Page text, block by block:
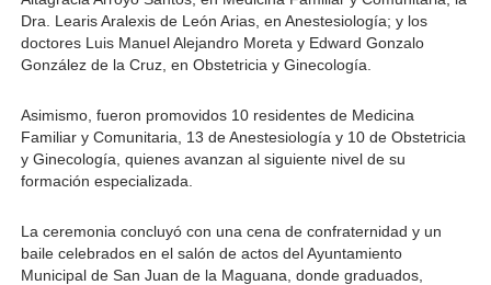
Dra. Learis Aralexis de León Arias, en Anestesiología; y los
doctores Luis Manuel Alejandro Moreta y Edward Gonzalo
González de la Cruz, en Obstetricia y Ginecología.
Asimismo, fueron promovidos 10 residentes de Medicina
Familiar y Comunitaria, 13 de Anestesiología y 10 de Obstetricia
y Ginecología, quienes avanzan al siguiente nivel de su
formación especializada.
La ceremonia concluyó con una cena de confraternidad y un
baile celebrados en el salón de actos del Ayuntamiento
Municipal de San Juan de la Maguana, donde graduados,